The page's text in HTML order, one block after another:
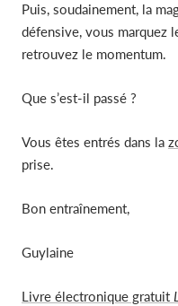
Puis, soudainement, la
défensive, vous marquez
retrouvez le momentum.
Que s’est-il passé ?
Vous êtes entrés dans la
prise.
Bon entraînement,
Guylaine
Livre électronique gratuit